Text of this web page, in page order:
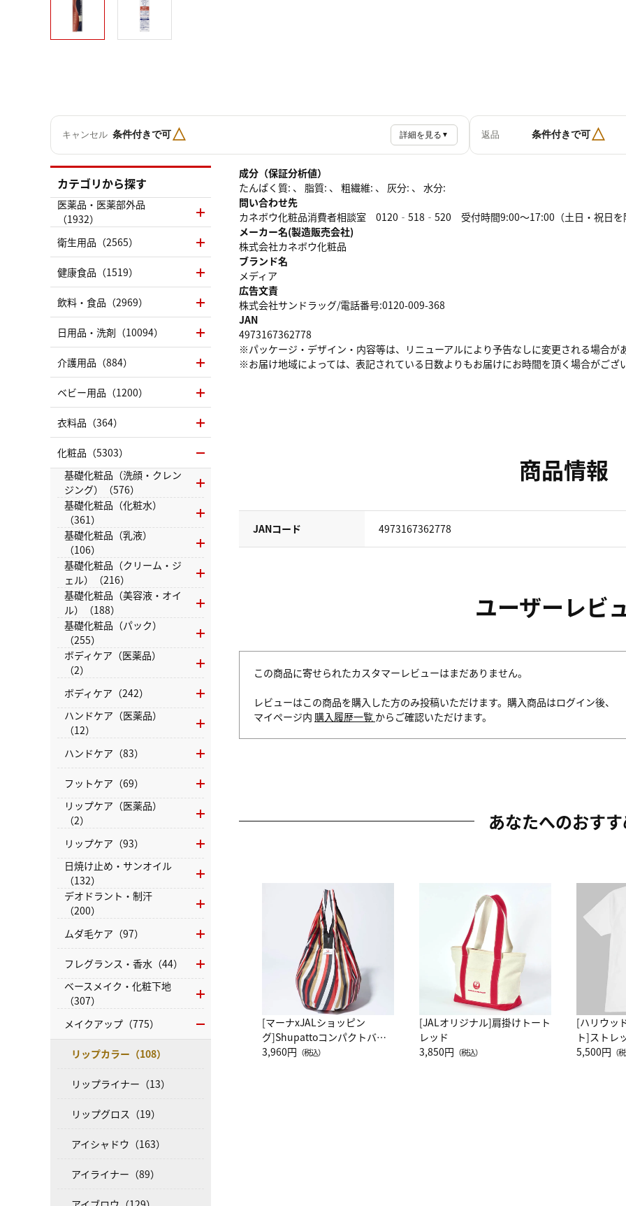
キャンセル 条件付きで可△ 詳細を見る ▼ 返品 条件付きで可△
成分（保証分析値）
たんぱく質: 、 脂質: 、 粗繊維: 、 灰分: 、 水分:
問い合わせ先
カネボウ化粧品消費者相談室 0120‐518‐520 受付時間9:00～17:00（土日・祝日を
メーカー名(製造販売会社)
株式会社カネボウ化粧品
ブランド名
メディア
広告文責
株式会社サンドラッグ/電話番号:0120-009-368
JAN
4973167362778
※パッケージ・デザイン・内容等は、リニューアルにより予告なしに変更される場合が
※お届け地域によっては、表記されている日数よりもお届けにお時間を頂く場合がござ
商品情報
JANコード 4973167362778
ユーザーレビ
この商品に寄せられたカスタマーレビューはまだありません。
レビューはこの商品を購入した方のみ投稿いただけます。購入商品はログイン後、
マイページ内 購入履歴一覧 からご確認いただけます。
あなたへのおす
[マーナxJALショッピン
グ]Shupattoコンパクトバッ
グ Drop JAL客室乗務員
3,960円 （税込）
[JALオリジナル]肩掛けトート
レッド
3,850円 （税込）
[ハリウッ
ト]ストレ
ーネック
5,500円 （
カテゴリから探す
医薬品・医薬部外品
（1932）
衛生用品（2565）
健康食品（1519）
飲料・食品（2969）
日用品・洗剤（10094）
介護用品（884）
ベビー用品（1200）
衣料品（364）
化粧品（5303）
基礎化粧品（洗顔・クレン
ジング）（576）
基礎化粧品（化粧水）
（361）
基礎化粧品（乳液）
（106）
基礎化粧品（クリーム・ジ
ェル）（216）
基礎化粧品（美容液・オイ
ル）（188）
基礎化粧品（パック）
（255）
ボディケア（医薬品）
（2）
ボディケア（242）
ハンドケア（医薬品）
（12）
ハンドケア（83）
フットケア（69）
リップケア（医薬品）
（2）
リップケア（93）
日焼け止め・サンオイル
（132）
デオドラント・制汗
（200）
ムダ毛ケア（97）
フレグランス・香水（44）
ベースメイク・化粧下地
（307）
メイクアップ（775）
リップカラー（108）
リップライナー（13）
リップグロス（19）
アイシャドウ（163）
アイライナー（89）